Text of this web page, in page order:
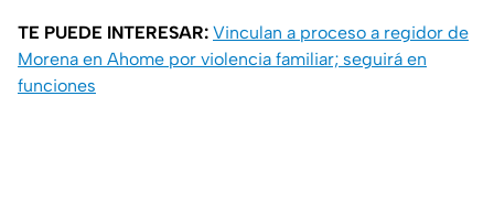
TE PUEDE INTERESAR: Vinculan a proceso a regidor de
Morena en Ahome por violencia familiar; seguirá en
funciones